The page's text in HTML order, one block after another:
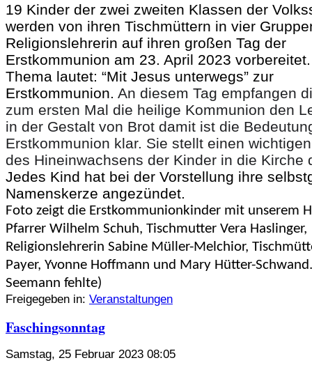
19 Kinder der zwei zweiten Klassen der
werden von ihren Tischmüttern in vier
Religionslehrerin auf ihren großen Tag der
Erstkommunion am 23. April 2023
Thema lautet: “Mit Jesus unterwegs” zur
Erstkommunion. An diesem Tag empfangen
zum ersten Mal die heilige Kommunion den
in der Gestalt von Brot damit ist die
Erstkommunion klar. Sie stellt einen
des Hineinwachsens der Kinder in die Kirche
Jedes Kind hat bei der Vorstellung ihre
Namenskerze angezündet.
Foto zeigt die Erstkommunionkinder mit unserem
Pfarrer Wilhelm Schuh, Tischmutter Vera Haslinger,
Religionslehrerin Sabine Müller-Melchior,
Payer, Yvonne Hoffmann und Mary Hütter-
Seemann fehlte)
Freigegeben in: Veranstaltungen
Faschingsonntag
Samstag, 25 Februar 2023 08:05